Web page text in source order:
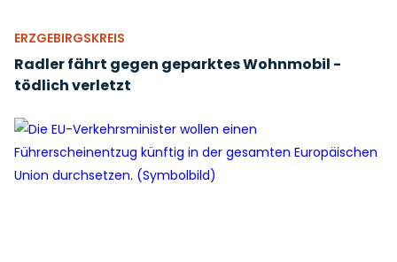
ERZGEBIRGSKREIS
Radler fährt gegen geparktes Wohnmobil -
tödlich verletzt